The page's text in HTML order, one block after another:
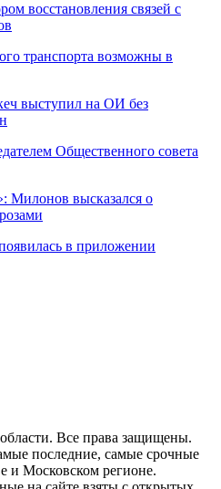
восстановления связей с
транспорта возможны в
выступил на ОИ без
Общественного совета
Милонов высказался о
в приложении
Все права защищены.
последние, самые срочные
и Московском регионе.